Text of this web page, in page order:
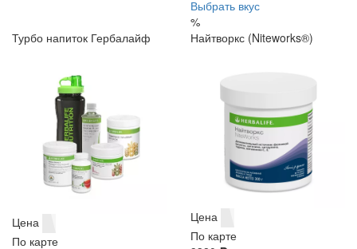
Выбрать вкус
%
Турбо напиток Гербалайф
Цена
По карте
Найтворкс (Niteworks®)
Цена
По карте